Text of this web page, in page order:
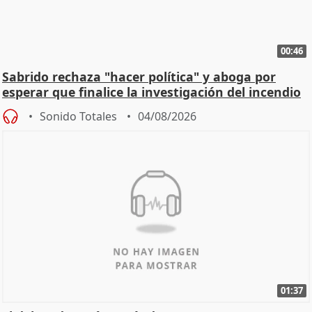
00:46
Sabrido rechaza "hacer política" y aboga por
esperar que finalice la investigación del incendio
Sonido Totales 04/08/2026
01:37